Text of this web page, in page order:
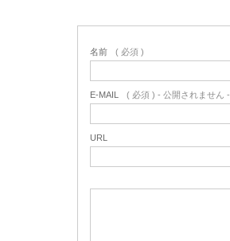
名前 ( 必須 )
E-MAIL ( 必須 ) - 公開されません -
URL